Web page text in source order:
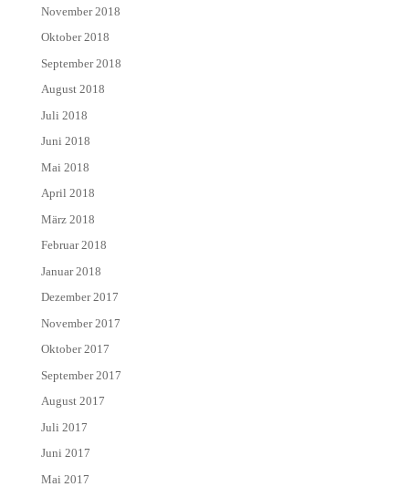
November 2018
Oktober 2018
September 2018
August 2018
Juli 2018
Juni 2018
Mai 2018
April 2018
März 2018
Februar 2018
Januar 2018
Dezember 2017
November 2017
Oktober 2017
September 2017
August 2017
Juli 2017
Juni 2017
Mai 2017